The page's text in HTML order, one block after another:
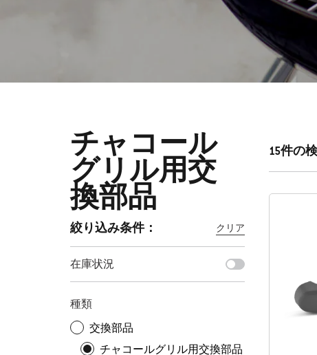
チャコール
グリル用交
換部品
絞り込み条件：
いずれかの絞り込み条件を選択すると、ページが
クリア
在庫状況
種類
交換部品
チャコールグリル用交換部品
15件の